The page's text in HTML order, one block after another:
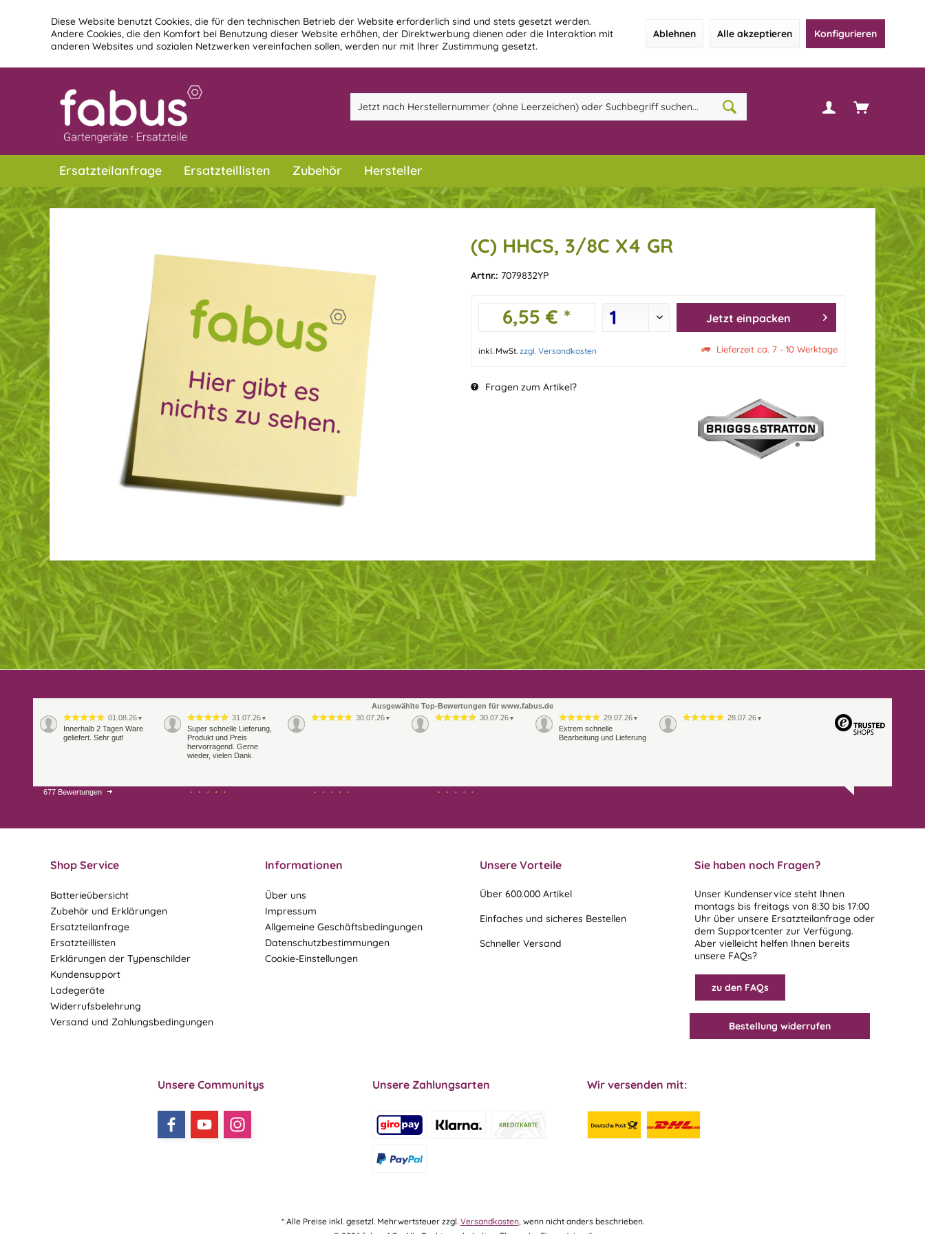
Diese Website benutzt Cookies, die für den technischen Betrieb der Website erforderlich sind und stets gesetzt werden.
Andere Cookies, die den Komfort bei Benutzung dieser Website erhöhen, der Direktwerbung dienen oder die Interaktion mit
anderen Websites und sozialen Netzwerken vereinfachen sollen, werden nur mit Ihrer Zustimmung gesetzt.
Ablehnen Alle akzeptieren Konfigurieren
Ersatzteilanfrage Ersatzteillisten Zubehör Hersteller
(C) HHCS, 3/8C X4 GR
Artnr.: 7079832YP
6,55 € * Jetzt einpacken
inkl. MwSt. zzgl. Versandkosten Lieferzeit ca. 7 - 10 Werktage
Fragen zum Artikel?
Ausgewählte Top-Bewertungen für www.fabus.de
01.08.26 ▼
Innerhalb 2 Tagen Ware
geliefert. Sehr gut!
31.07.26 ▼
Super schnelle Lieferung,
Produkt und Preis
hervorragend. Gerne
wieder, vielen Dank.
30.07.26 ▼ 30.07.26 ▼ 29.07.26 ▼
Extrem schnelle
Bearbeitung und Lieferung
28.07.26 ▼
27.07.26
677 Bewertungen
Shop Service
Batterieübersicht
Zubehör und Erklärungen
Ersatzteilanfrage
Ersatzteillisten
Erklärungen der Typenschilder
Kundensupport
Ladegeräte
Widerrufsbelehrung
Versand und Zahlungsbedingungen
Informationen
Über uns
Impressum
Allgemeine Geschäftsbedingungen
Datenschutzbestimmungen
Cookie-Einstellungen
Unsere Vorteile
Über 600.000 Artikel
Einfaches und sicheres Bestellen
Schneller Versand
Sie haben noch Fragen?
Unser Kundenservice steht Ihnen
montags bis freitags von 8:30 bis 17:00
Uhr über unsere Ersatzteilanfrage oder
dem Supportcenter zur Verfügung.
Aber vielleicht helfen Ihnen bereits
unsere FAQs?
zu den FAQs
Bestellung widerrufen
Unsere Communitys Unsere Zahlungsarten Wir versenden mit:
* Alle Preise inkl. gesetzl. Mehrwertsteuer zzgl. Versandkosten, wenn nicht anders beschrieben.